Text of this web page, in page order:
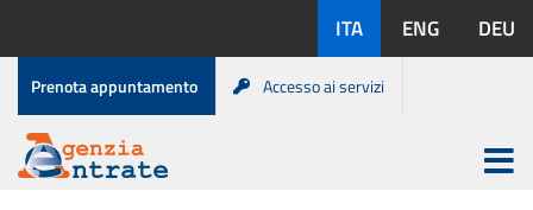
contenuto
disponibili:
ITA ENG DEU
Menu
di
servizio
Prenota appuntamento Accesso ai servizi
Apri
menu